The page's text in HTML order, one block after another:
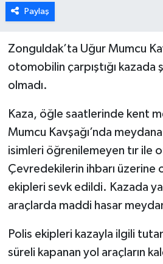
Paylaş
Zonguldak’ta Uğur Mumcu
otomobilin çarpıştığı kazada
olmadı.
Kaza, öğle saatlerinde kent
Mumcu Kavşağı’nda
isimleri öğrenilemeyen tır ile
Çevredekilerin ihbarı üzerine
ekipleri sevk edildi. Kazada
araçlarda maddi hasar
Polis ekipleri kazayla ilgili
süreli kapanan yol araçların